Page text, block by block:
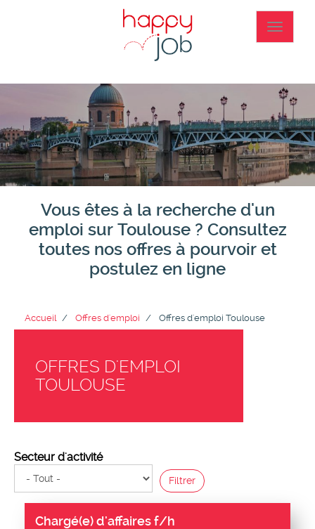
Toggle
Vous êtes à la recherche d'un
emploi sur Toulouse ? Consultez
toutes nos offres à pourvoir et
postulez en ligne
Accueil Offres d'emploi Offres d'emploi Toulouse
OFFRES D'EMPLOI
TOULOUSE
Secteur d'activité
Filtrer
Chargé(e) d'affaires f/h